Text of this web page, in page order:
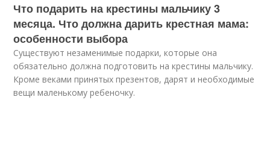
Что подарить на крестины мальчику 3
месяца. Что должна дарить крестная мама:
особенности выбора
Существуют незаменимые подарки, которые она
обязательно должна подготовить на крестины мальчику.
Кроме веками принятых презентов, дарят и необходимые
вещи маленькому ребеночку.